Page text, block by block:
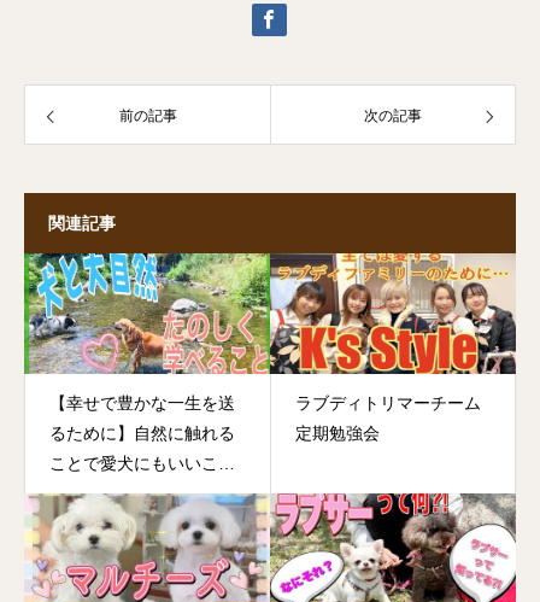
前の記事 次の記事
関連記事
【幸せで豊かな一生を送
るために】自然に触れる
ことで愛犬にもいいこと
たくさんです！
ラブディトリマーチーム
定期勉強会